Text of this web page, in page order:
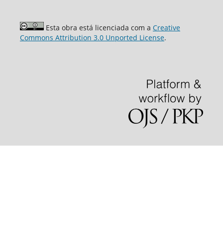
Esta obra está licenciada com a Creative
Commons Attribution 3.0 Unported License.